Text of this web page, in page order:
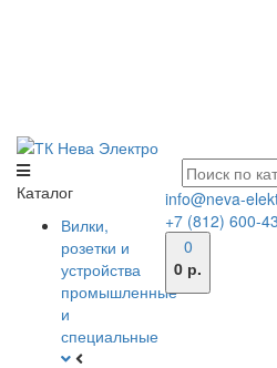
Каталог
Вилки,
розетки и
устройства
промышленные
и
специальные
info@neva-
+7 (812) 600-
0
0 р.